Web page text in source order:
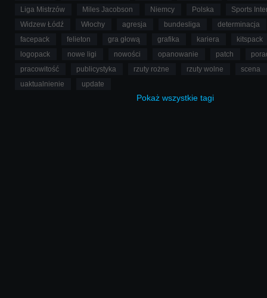
Liga Mistrzów
Miles Jacobson Niemcy Polska
Sports
Widzew Łódź
Włochy agresja bundesliga
determinacja
facepack
felieton gra głową grafika kariera
kitspack
logopack
nowe ligi nowości opanowanie patch
pracowitość
publicystyka rzuty rożne rzuty wolne
scena
uaktualnienie
update
Pokaż wszystkie tagi